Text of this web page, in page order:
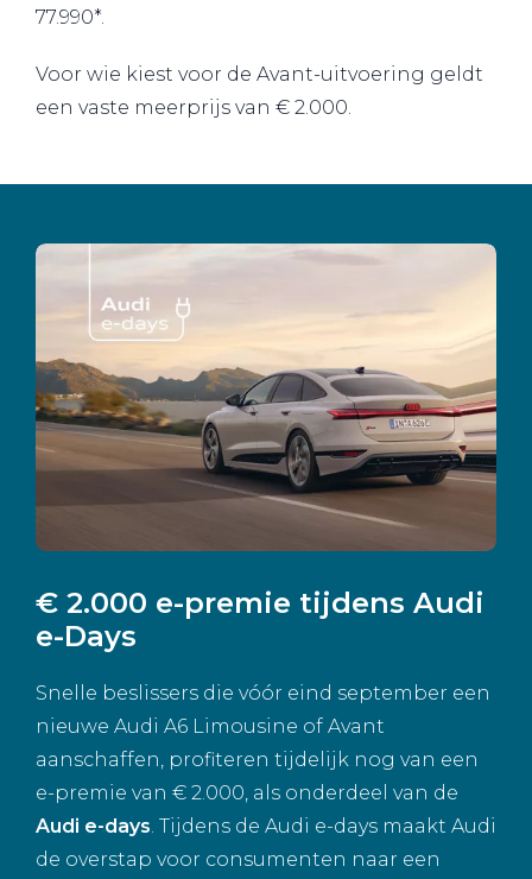
77.990*.
Voor wie kiest voor de Avant-uitvoering geldt
een vaste meerprijs van € 2.000.
€ 2.000 e-premie tijdens Audi
e-Days
Snelle beslissers die vóór eind september een
nieuwe Audi A6 Limousine of Avant
aanschaffen, profiteren tijdelijk nog van een
e-premie van € 2.000, als onderdeel van de
Audi e-days . Tijdens de Audi e-days maakt Audi
de overstap voor consumenten naar een